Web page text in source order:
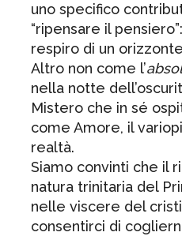
uno specifico
“ripensare il
respiro di un
Altro non come l’
nella notte
Mistero che in sé
come Amore, il
realtà.
Siamo convinti che il
natura trinitaria del
nelle viscere del
consentirci di